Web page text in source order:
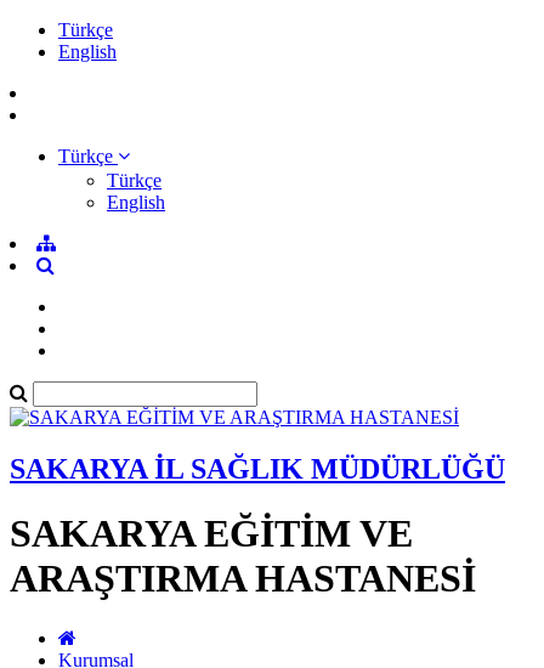
Türkçe
English
Türkçe
Türkçe
English
SAKARYA İL SAĞLIK MÜDÜRLÜĞÜ
SAKARYA EĞİTİM VE
ARAŞTIRMA HASTANESİ
Kurumsal